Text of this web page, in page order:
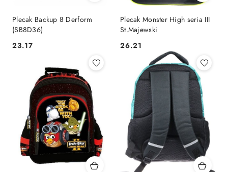
Plecak Backup 8 Derform
(SB8D36)
Cena:
23.17
Plecak Monster High seria III
St.Majewski
Cena:
26.21